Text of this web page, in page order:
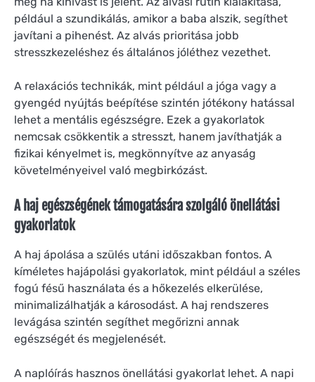
például a szundikálás, amikor a baba alszik, segíthet
javítani a pihenést. Az alvás prioritása jobb
stresszkezeléshez és általános jóléthez vezethet.
A relaxációs technikák, mint például a jóga vagy a
gyengéd nyújtás beépítése szintén jótékony hatással
lehet a mentális egészségre. Ezek a gyakorlatok
nemcsak csökkentik a stresszt, hanem javíthatják a
fizikai kényelmet is, megkönnyítve az anyaság
követelményeivel való megbirkózást.
A haj egészségének támogatására szolgáló önellátási
gyakorlatok
A haj ápolása a szülés utáni időszakban fontos. A
kíméletes hajápolási gyakorlatok, mint például a széles
fogú fésű használata és a hőkezelés elkerülése,
minimalizálhatják a károsodást. A haj rendszeres
levágása szintén segíthet megőrizni annak
egészségét és megjelenését.
A naplóírás hasznos önellátási gyakorlat lehet. A napi